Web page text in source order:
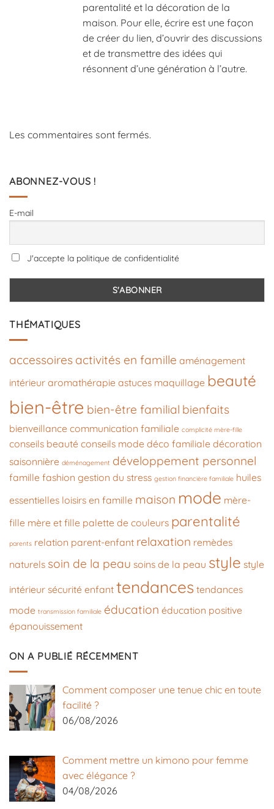
parentalité et la décoration de la
maison. Pour elle, écrire est une façon
de créer du lien, d’ouvrir des discussions
et de transmettre des idées qui
résonnent d’une génération à l’autre.
Les commentaires sont fermés.
ABONNEZ-VOUS !
E-mail
J'accepte la politique de confidentialité
THÉMATIQUES
accessoires activités en famille aménagement
intérieur aromathérapie astuces maquillage beauté
bien-être bien-être familial bienfaits
bienveillance communication familiale complicité mère-fille
conseils beauté conseils mode déco familiale décoration
saisonnière déménagement développement personnel
famille fashion gestion du stress gestion financière familiale huiles
essentielles loisirs en famille maison mode mère-
fille mère et fille palette de couleurs parentalité
parents relation parent-enfant relaxation remèdes
naturels soin de la peau soins de la peau style style
intérieur sécurité enfant tendances tendances
mode transmission familiale éducation éducation positive
épanouissement
ON A PUBLIÉ RÉCEMMENT
Comment composer une tenue chic en toute
facilité ?
06/08/2026
Comment mettre un kimono pour femme
avec élégance ?
04/08/2026